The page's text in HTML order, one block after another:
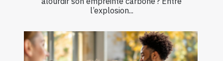
l’explosion...